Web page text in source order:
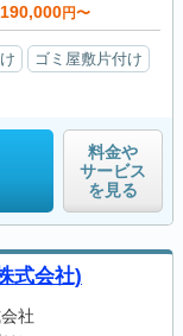
190,000円〜
ゴミ屋敷片付け
料金や
サービス
を見る
式会社)
社